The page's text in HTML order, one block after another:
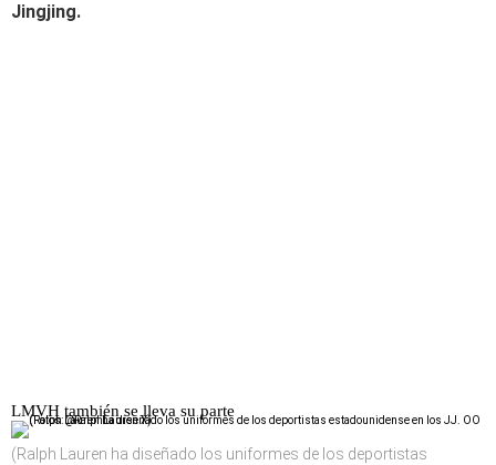
Jingjing.
LMVH también se lleva su parte
(Ralph Lauren ha diseñado los uniformes de los deportistas